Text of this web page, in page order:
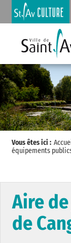
Vous êtes ici :
équipements
Aire
de